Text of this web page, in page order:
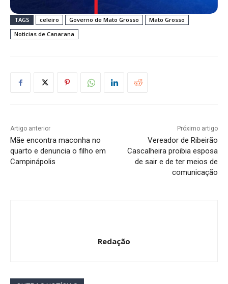
TAGS celeiro Governo de Mato Grosso
Mato Grosso
Noticias de Canarana
Artigo anterior
Mãe encontra maconha no
quarto e denuncia o filho em
Campinápolis
Próximo artigo
Vereador de Ribeirão
Cascalheira proibia esposa
de sair e de ter meios de
comunicação
Redação